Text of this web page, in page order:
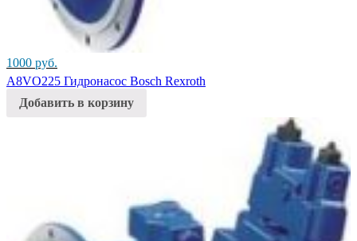
1000 руб.
A8VO225 Гидронасос Bosch Rexroth
Добавить в корзину